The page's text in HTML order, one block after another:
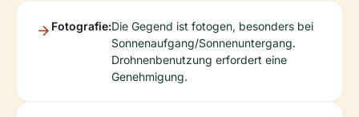
Fotografie:Die Gegend ist fotogen, besonders bei
Sonnenaufgang/Sonnenuntergang.
Drohnenbenutzung erfordert eine
Genehmigung.